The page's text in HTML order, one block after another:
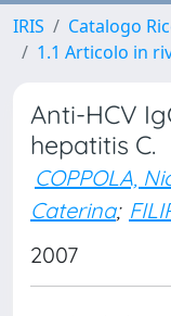
IRIS Catalogo
1.1 Articolo in
Anti-HCV
hepatitis C.
COPPOLA,
Caterina;
2007